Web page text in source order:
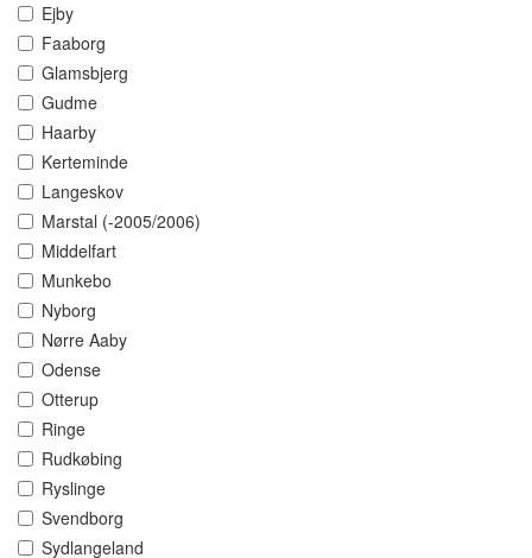
Ejby
Faaborg
Glamsbjerg
Gudme
Haarby
Kerteminde
Langeskov
Marstal (-2005/2006)
Middelfart
Munkebo
Nyborg
Nørre Aaby
Odense
Otterup
Ringe
Rudkøbing
Ryslinge
Svendborg
Sydlangeland